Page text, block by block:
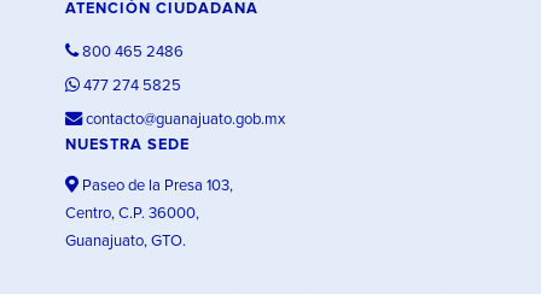
ATENCIÓN CIUDADANA
800 465 2486
477 274 5825
contacto@guanajuato.gob.mx
NUESTRA SEDE
Paseo de la Presa 103,
Centro, C.P. 36000,
Guanajuato, GTO.